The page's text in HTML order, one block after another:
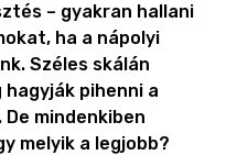
– gyakran hallani
ha a nápolyi
Széles skálán
hagyják pihenni a
mindenkiben
melyik a legjobb?